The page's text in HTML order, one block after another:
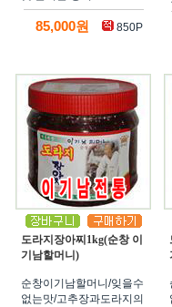
85,000원 850P
도라지장아찌1kg(순창 이
기남할머니)
순창이기남할머니/잊을수
없는맛/고추장과도라지의